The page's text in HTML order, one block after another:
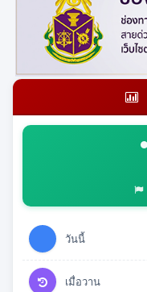
วันนี้
เมื่อวาน